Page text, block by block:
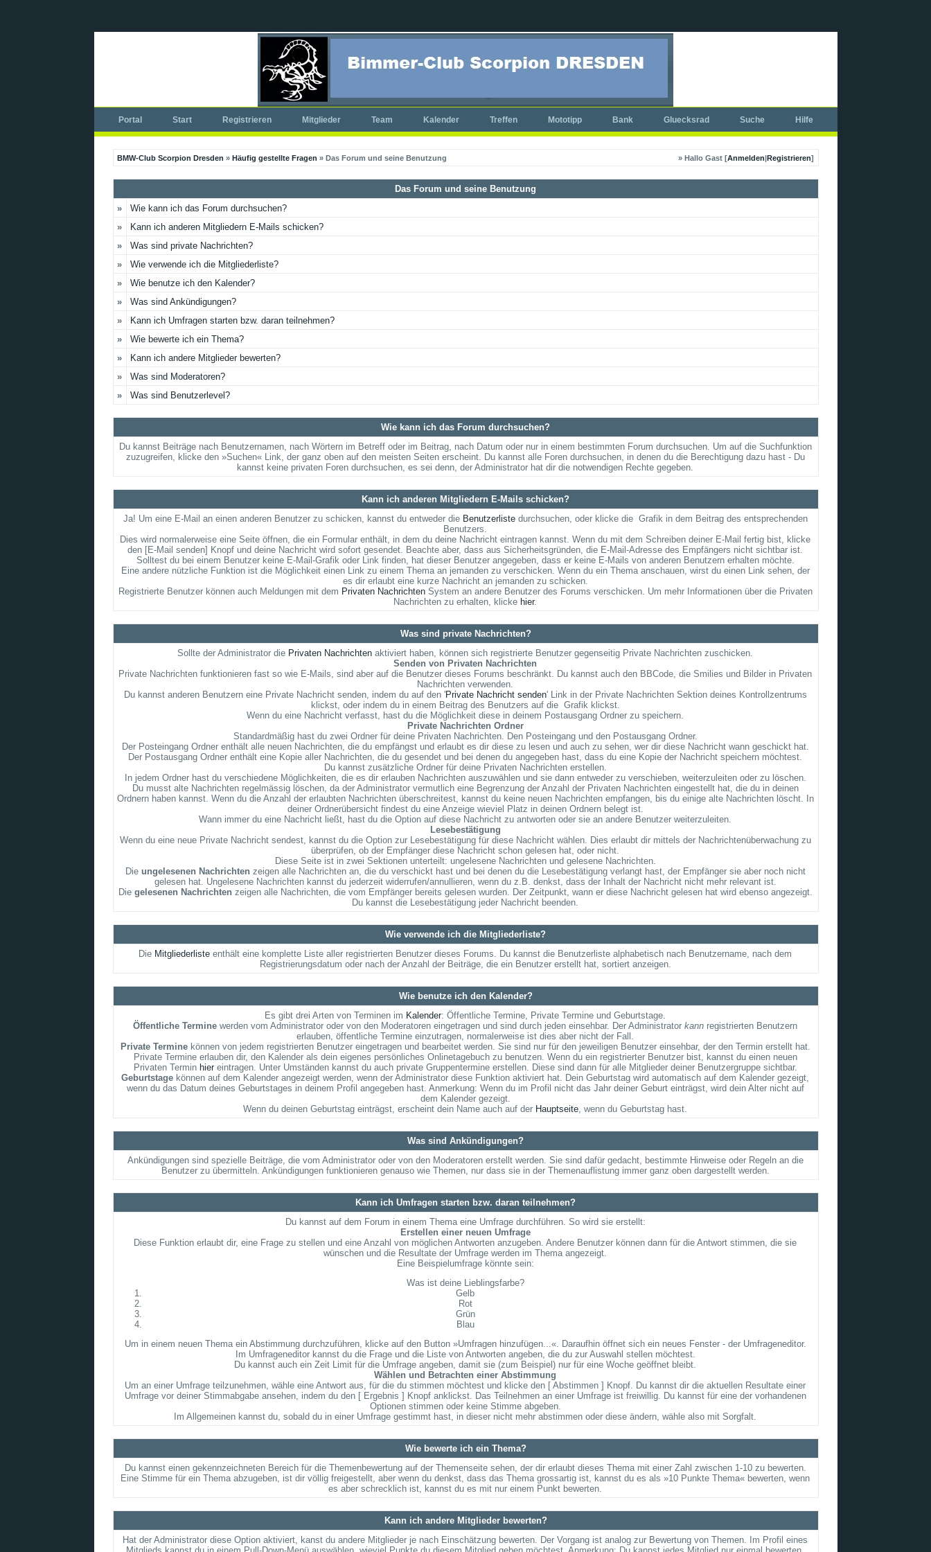
Portal Start Registrieren Mitglieder Team Kalender Treffen Mototipp Bank Gluecksrad Suche Hilfe
BMW-Club Scorpion Dresden » Häufig gestellte Fragen » Das Forum und seine Benutzung » Hallo Gast [Anmelden|Registrieren]
Das Forum und seine Benutzung
»
Wie kann ich das Forum durchsuchen?
»
Kann ich anderen Mitgliedern E-Mails schicken?
»
Was sind private Nachrichten?
»
Wie verwende ich die Mitgliederliste?
»
Wie benutze ich den Kalender?
»
Was sind Ankündigungen?
»
Kann ich Umfragen starten bzw. daran teilnehmen?
»
Wie bewerte ich ein Thema?
»
Kann ich andere Mitglieder bewerten?
»
Was sind Moderatoren?
»
Was sind Benutzerlevel?
Wie kann ich das Forum durchsuchen?
Du kannst Beiträge nach Benutzernamen, nach Wörtern im Betreff oder im Beitrag, nach Datum oder nur in einem bestimmten Forum durchsuchen. Um auf die Suchfunktion
zuzugreifen, klicke den »Suchen« Link, der ganz oben auf den meisten Seiten erscheint. Du kannst alle Foren durchsuchen, in denen du die Berechtigung dazu hast - Du
kannst keine privaten Foren durchsuchen, es sei denn, der Administrator hat dir die notwendigen Rechte gegeben.
Kann ich anderen Mitgliedern E-Mails schicken?
Ja! Um eine E-Mail an einen anderen Benutzer zu schicken, kannst du entweder die Benutzerlistedurchsuchen, oder klicke die Grafik in dem Beitrag des entsprechenden
Benutzers.
Dies wird normalerweise eine Seite öffnen, die ein Formular enthält, in dem du deine Nachricht eintragen kannst. Wenn du mit dem Schreiben deiner E-Mail fertig bist, klicke
den [E-Mail senden] Knopf und deine Nachricht wird sofort gesendet. Beachte aber, dass aus Sicherheitsgründen, die E-Mail-Adresse des Empfängers nicht sichtbar ist.
Solltest du bei einem Benutzer keine E-Mail-Grafik oder Link finden, hat dieser Benutzer angegeben, dass er keine E-Mails von anderen Benutzern erhalten möchte.
Eine andere nützliche Funktion ist die Möglichkeit einen Link zu einem Thema an jemanden zu verschicken. Wenn du ein Thema anschauen, wirst du einen Link sehen, der
es dir erlaubt eine kurze Nachricht an jemanden zu schicken.
Registrierte Benutzer können auch Meldungen mit dem Privaten NachrichtenSystem an andere Benutzer des Forums verschicken. Um mehr Informationen über die Privaten
Nachrichten zu erhalten, klicke hier.
Was sind private Nachrichten?
Sollte der Administrator die Privaten Nachrichten aktiviert haben, können sich registrierte Benutzer gegenseitig Private Nachrichten zuschicken.
Senden von Privaten Nachrichten
Private Nachrichten funktionieren fast so wie E-Mails, sind aber auf die Benutzer dieses Forums beschränkt. Du kannst auch den BBCode, die Smilies und Bilder in Privaten
Nachrichten verwenden.
Du kannst anderen Benutzern eine Private Nachricht senden, indem du auf den 'Private Nachricht senden' Link in der Private Nachrichten Sektion deines Kontrollzentrums
klickst, oder indem du in einem Beitrag des Benutzers auf die Grafik klickst.
Wenn du eine Nachricht verfasst, hast du die Möglichkeit diese in deinem Postausgang Ordner zu speichern.
Private Nachrichten Ordner
Standardmäßig hast du zwei Ordner für deine Privaten Nachrichten. Den Posteingang und den Postausgang Ordner.
Der Posteingang Ordner enthält alle neuen Nachrichten, die du empfängst und erlaubt es dir diese zu lesen und auch zu sehen, wer dir diese Nachricht wann geschickt hat.
Der Postausgang Ordner enthält eine Kopie aller Nachrichten, die du gesendet und bei denen du angegeben hast, dass du eine Kopie der Nachricht speichern möchtest.
Du kannst zusätzliche Ordner für deine Privaten Nachrichten erstellen.
In jedem Ordner hast du verschiedene Möglichkeiten, die es dir erlauben Nachrichten auszuwählen und sie dann entweder zu verschieben, weiterzuleiten oder zu löschen.
Du musst alte Nachrichten regelmässig löschen, da der Administrator vermutlich eine Begrenzung der Anzahl der Privaten Nachrichten eingestellt hat, die du in deinen
Ordnern haben kannst. Wenn du die Anzahl der erlaubten Nachrichten überschreitest, kannst du keine neuen Nachrichten empfangen, bis du einige alte Nachrichten löscht. In
deiner Ordnerübersicht findest du eine Anzeige wieviel Platz in deinen Ordnern belegt ist.
Wann immer du eine Nachricht ließt, hast du die Option auf diese Nachricht zu antworten oder sie an andere Benutzer weiterzuleiten.
Lesebestätigung
Wenn du eine neue Private Nachricht sendest, kannst du die Option zur Lesebestätigung für diese Nachricht wählen. Dies erlaubt dir mittels der Nachrichtenüberwachung zu
überprüfen, ob der Empfänger diese Nachricht schon gelesen hat, oder nicht.
Diese Seite ist in zwei Sektionen unterteilt: ungelesene Nachrichten und gelesene Nachrichten.
Die ungelesenen Nachrichten zeigen alle Nachrichten an, die du verschickt hast und bei denen du die Lesebestätigung verlangt hast, der Empfänger sie aber noch nicht
gelesen hat. Ungelesene Nachrichten kannst du jederzeit widerrufen/annullieren, wenn du z.B. denkst, dass der Inhalt der Nachricht nicht mehr relevant ist.
Die gelesenen Nachrichten zeigen alle Nachrichten, die vom Empfänger bereits gelesen wurden. Der Zeitpunkt, wann er diese Nachricht gelesen hat wird ebenso angezeigt.
Du kannst die Lesebestätigung jeder Nachricht beenden.
Wie verwende ich die Mitgliederliste?
Die Mitgliederliste enthält eine komplette Liste aller registrierten Benutzer dieses Forums. Du kannst die Benutzerliste alphabetisch nach Benutzername, nach dem
Registrierungsdatum oder nach der Anzahl der Beiträge, die ein Benutzer erstellt hat, sortiert anzeigen.
Wie benutze ich den Kalender?
Es gibt drei Arten von Terminen im Kalender: Öffentliche Termine, Private Termine und Geburtstage.
Öffentliche Termine werden vom Administrator oder von den Moderatoren eingetragen und sind durch jeden einsehbar. Der Administrator kann registrierten Benutzern
erlauben, öffentliche Termine einzutragen, normalerweise ist dies aber nicht der Fall.
Private Terminekönnen von jedem registrierten Benutzer eingetragen und bearbeitet werden. Sie sind nur für den jeweiligen Benutzer einsehbar, der den Termin erstellt hat.
Private Termine erlauben dir, den Kalender als dein eigenes persönliches Onlinetagebuch zu benutzen. Wenn du ein registrierter Benutzer bist, kannst du einen neuen
Privaten Termin hiereintragen. Unter Umständen kannst du auch private Gruppentermine erstellen. Diese sind dann für alle Mitglieder deiner Benutzergruppe sichtbar.
Geburtstage können auf dem Kalender angezeigt werden, wenn der Administrator diese Funktion aktiviert hat. Dein Geburtstag wird automatisch auf dem Kalender gezeigt,
wenn du das Datum deines Geburtstages in deinem Profil angegeben hast. Anmerkung: Wenn du im Profil nicht das Jahr deiner Geburt einträgst, wird dein Alter nicht auf
dem Kalender gezeigt.
Wenn du deinen Geburtstag einträgst, erscheint dein Name auch auf der Hauptseite, wenn du Geburtstag hast.
Was sind Ankündigungen?
Ankündigungen sind spezielle Beiträge, die vom Administrator oder von den Moderatoren erstellt werden. Sie sind dafür gedacht, bestimmte Hinweise oder Regeln an die
Benutzer zu übermitteln. Ankündigungen funktionieren genauso wie Themen, nur dass sie in der Themenauflistung immer ganz oben dargestellt werden.
Kann ich Umfragen starten bzw. daran teilnehmen?
Du kannst auf dem Forum in einem Thema eine Umfrage durchführen. So wird sie erstellt:
Erstellen einer neuen Umfrage
Diese Funktion erlaubt dir, eine Frage zu stellen und eine Anzahl von möglichen Antworten anzugeben. Andere Benutzer können dann für die Antwort stimmen, die sie
wünschen und die Resultate der Umfrage werden im Thema angezeigt.
Eine Beispielumfrage könnte sein:
Was ist deine Lieblingsfarbe?
Gelb
Rot
Grün
Blau
Um in einem neuen Thema ein Abstimmung durchzuführen, klicke auf den Button »Umfragen hinzufügen...«. Daraufhin öffnet sich ein neues Fenster - der Umfrageneditor.
Im Umfrageneditor kannst du die Frage und die Liste von Antworten angeben, die du zur Auswahl stellen möchtest.
Du kannst auch ein Zeit Limit für die Umfrage angeben, damit sie (zum Beispiel) nur für eine Woche geöffnet bleibt.
Wählen und Betrachten einer Abstimmung
Um an einer Umfrage teilzunehmen, wähle eine Antwort aus, für die du stimmen möchtest und klicke den [ Abstimmen ] Knopf. Du kannst dir die aktuellen Resultate einer
Umfrage vor deiner Stimmabgabe ansehen, indem du den [ Ergebnis ] Knopf anklickst. Das Teilnehmen an einer Umfrage ist freiwillig. Du kannst für eine der vorhandenen
Optionen stimmen oder keine Stimme abgeben.
Im Allgemeinen kannst du, sobald du in einer Umfrage gestimmt hast, in dieser nicht mehr abstimmen oder diese ändern, wähle also mit Sorgfalt.
Wie bewerte ich ein Thema?
Du kannst einen gekennzeichneten Bereich für die Themenbewertung auf der Themenseite sehen, der dir erlaubt dieses Thema mit einer Zahl zwischen 1-10 zu bewerten.
Eine Stimme für ein Thema abzugeben, ist dir völlig freigestellt, aber wenn du denkst, dass das Thema grossartig ist, kannst du es als »10 Punkte Thema« bewerten, wenn
es aber schrecklich ist, kannst du es mit nur einem Punkt bewerten.
Kann ich andere Mitglieder bewerten?
Hat der Administrator diese Option aktiviert, kanst du andere Mitglieder je nach Einschätzung bewerten. Der Vorgang ist analog zur Bewertung von Themen. Im Profil eines